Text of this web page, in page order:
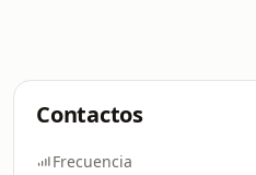
Contactos
Frecuencia